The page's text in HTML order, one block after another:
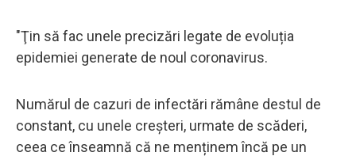
"Ţin să fac unele precizări legate de evoluția
epidemiei generate de noul coronavirus.
Numărul de cazuri de infectări rămâne destul de
constant, cu unele creșteri, urmate de scăderi,
ceea ce înseamnă că ne menținem încă pe un